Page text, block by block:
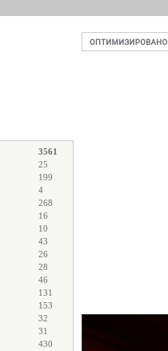
3561
25
199
4
268
16
10
43
26
28
46
131
153
32
31
430